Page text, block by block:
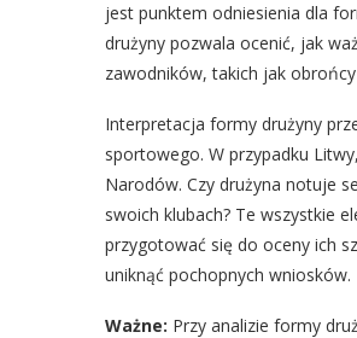
jest punktem odniesienia dla
drużyny pozwala ocenić, jak
zawodników, takich jak
Interpretacja formy drużyny
sportowego. W przypadku
Narodów. Czy drużyna notuje
swoich klubach? Te wszystkie
przygotować się do oceny ich
uniknąć pochopnych wniosków.
Ważne: Przy analizie formy